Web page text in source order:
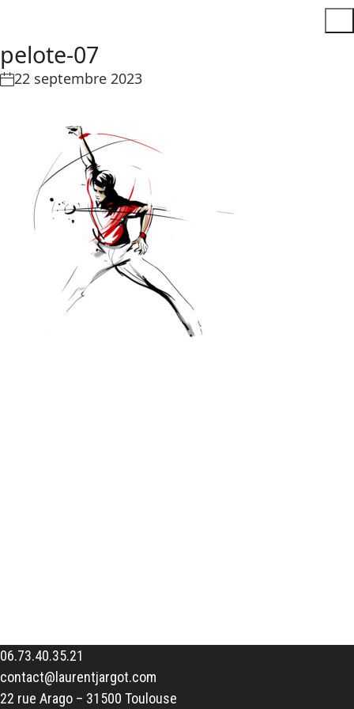
pelote-07
22 septembre 2023
06.73.40.35.21
contact@laurentjargot.com
22 rue Arago – 31500 Toulouse